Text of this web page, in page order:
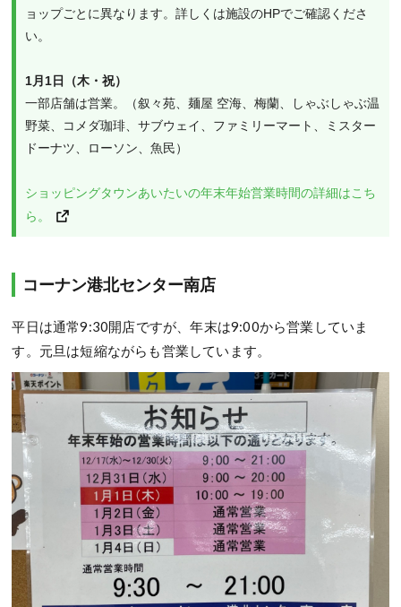
ョップごとに異なります。詳しくは施設のHPでご確認くださ
い。
1月1日（木・祝）
一部店舗は営業。（叙々苑、麺屋 空海、梅蘭、しゃぶしゃぶ温
野菜、コメダ珈琲、サブウェイ、ファミリーマート、ミスター
ドーナツ、ローソン、魚民）
ショッピングタウンあいたいの年末年始営業時間の詳細はこち
ら。
コーナン港北センター南店
平日は通常9:30開店ですが、年末は9:00から営業していま
す。元旦は短縮ながらも営業しています。